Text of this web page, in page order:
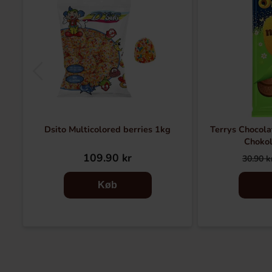
Dsito Multicolored berries 1kg
109.90 kr
Køb
Terrys
30.90